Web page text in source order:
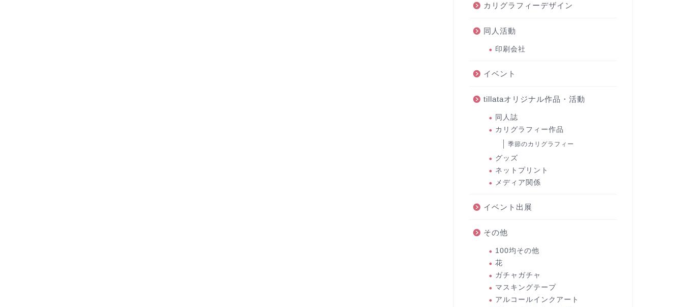
カリグラフィーデザイン
同人活動
印刷会社
イベント
tillataオリジナル作品・活動
同人誌
カリグラフィー作品
季節のカリグラフィー
グッズ
ネットプリント
メディア関係
イベント出展
その他
100均その他
花
ガチャガチャ
マスキングテープ
アルコールインクアート